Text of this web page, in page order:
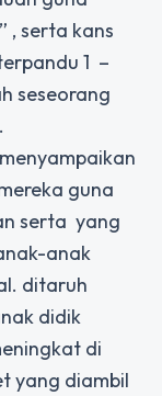
, serta kans
1 –
seseorang
guna
serta yang
anak
ditaruh
didik
di
yang diambil